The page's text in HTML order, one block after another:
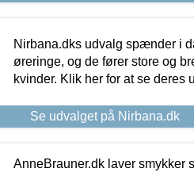
Nirbana.dks udvalg spænder i
øreringe, og de fører store og
kvinder. Klik her for at se deres
Se udvalget på Nirbana.dk
AnneBrauner.dk laver smykker